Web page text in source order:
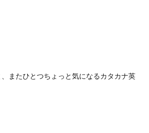
またひとつちょっと気になるカタカナ英